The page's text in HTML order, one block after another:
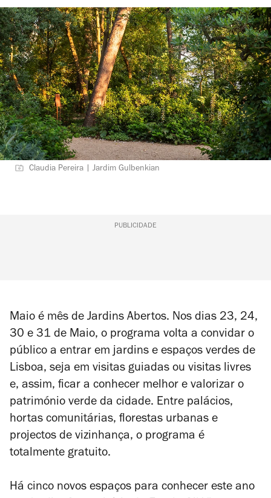
Claudia Pereira | Jardim Gulbenkian
PUBLICIDADE
Maio é mês de Jardins Abertos. Nos dias 23, 24,
30 e 31 de Maio, o programa volta a convidar o
público a entrar em jardins e espaços verdes de
Lisboa, seja em visitas guiadas ou visitas livres
e, assim, ficar a conhecer melhor e valorizar o
património verde da cidade. Entre palácios,
hortas comunitárias, florestas urbanas e
projectos de vizinhança, o programa é
totalmente gratuito.
Há cinco novos espaços para conhecer este ano